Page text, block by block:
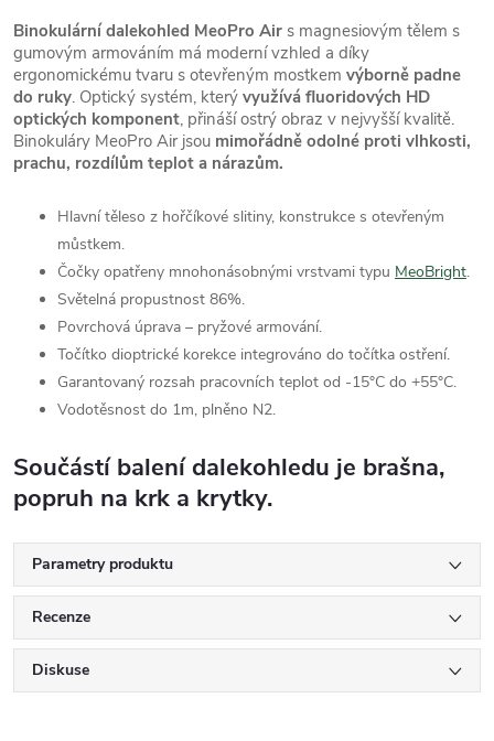
Binokulární dalekohled MeoPro Air s magnesiovým tělem s
gumovým armováním má moderní vzhled a díky
ergonomickému tvaru s otevřeným mostkem výborně padne
do ruky. Optický systém, který využívá fluoridových HD
optických komponent, přináší ostrý obraz v nejvyšší kvalitě.
Binokuláry MeoPro Air jsou mimořádně odolné proti vlhkosti,
prachu, rozdílům teplot a nárazům.
Hlavní těleso z hořčíkové slitiny, konstrukce s otevřeným
můstkem.
Čočky opatřeny mnohonásobnými vrstvami typu MeoBright.
Světelná propustnost 86%.
Povrchová úprava – pryžové armování.
Točítko dioptrické korekce integrováno do točítka ostření.
Garantovaný rozsah pracovních teplot od -15°C do +55°C.
Vodotěsnost do 1m, plněno N2.
Součástí balení dalekohledu je brašna,
popruh na krk a krytky.
Parametry produktu
Recenze
Diskuse